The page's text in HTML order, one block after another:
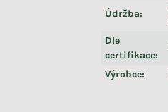
Údržba:
Dle
certifikace:
Výrobce: